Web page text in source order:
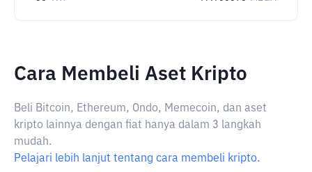
Cara Membeli Aset Kripto
Beli Bitcoin, Ethereum, Ondo, Memecoin, dan aset
kripto lainnya dengan fiat hanya dalam 3 langkah
mudah.
Pelajari lebih lanjut tentang cara membeli kripto.